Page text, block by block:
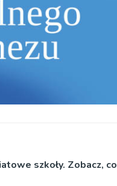
szkoły. Zobacz, co